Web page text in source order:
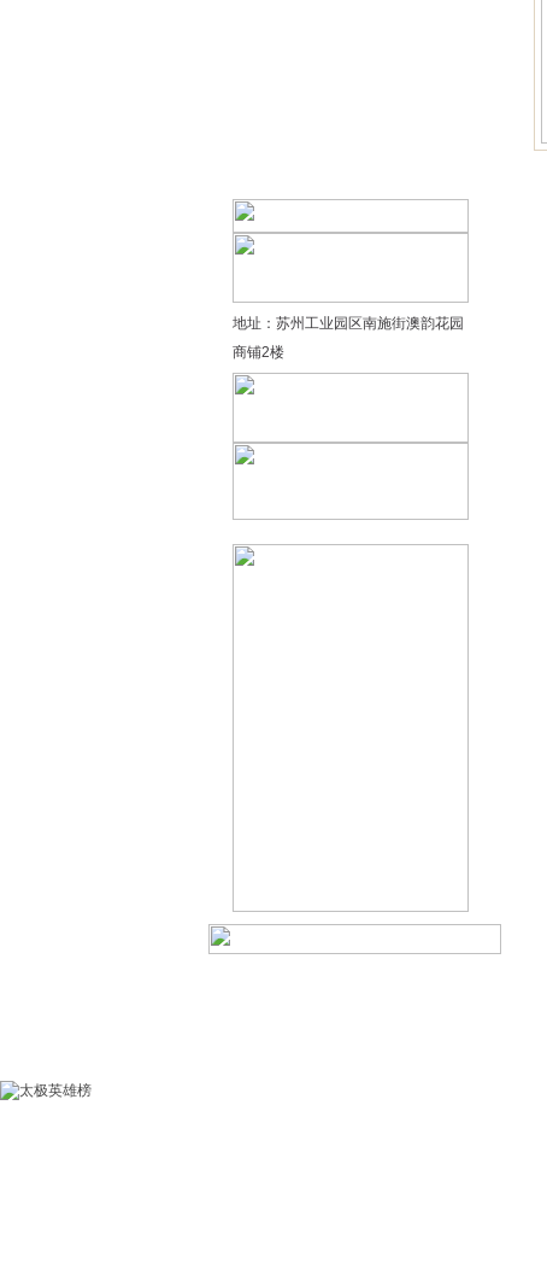
地址：苏州工业园区南施街澳韵花园
商铺2楼